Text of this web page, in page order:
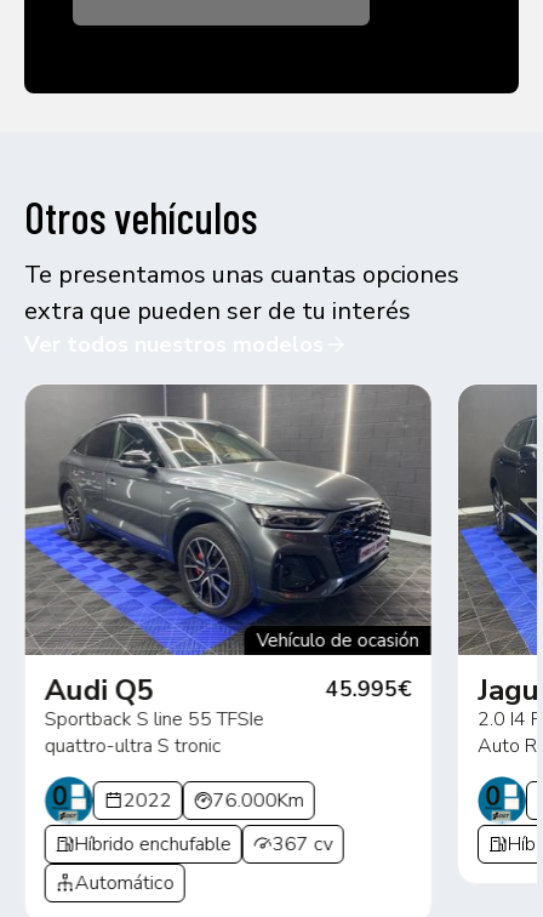
Otros vehículos
Te presentamos unas cuantas opciones
extra que pueden ser de tu interés
Vehículo de ocasión
Audi Q5
Sportback S line 55 TFSIe
quattro-ultra S tronic
45.995€
2022
76.000Km
Híbrido enchufable
367 cv
Automático
2.0 I4
Auto